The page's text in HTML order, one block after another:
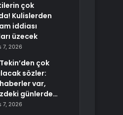
çok
Kulislerden
iddiası
üzecek
7, 2026
çok
sözler:
var,
günlerde…
7, 2026